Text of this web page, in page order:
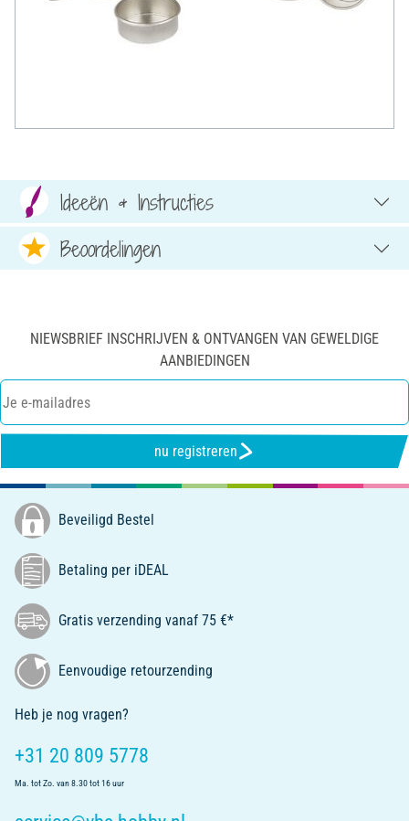
Ideeën & Instructies
Beoordelingen
NIEWSBRIEF INSCHRIJVEN & ONTVANGEN VAN GEWELDIGE
AANBIEDINGEN
nu registreren
Beveiligd Bestel
Betaling per iDEAL
Gratis verzending vanaf 75 €*
Eenvoudige retourzending
Heb je nog vragen?
+31 20 809 5778
Ma. tot Zo. van 8.30 tot 16 uur